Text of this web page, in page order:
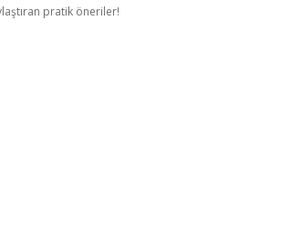
pratik öneriler!